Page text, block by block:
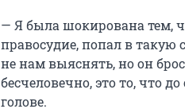
— Я была шокирована тем,
правосудие, попал в такую
не нам выяснять, но он
бесчеловечно, это то, что
голове.